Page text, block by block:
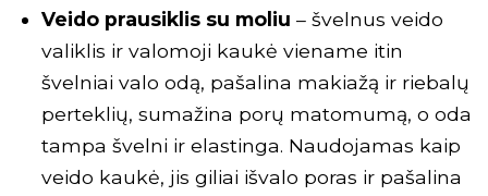
Veido prausiklis su moliu – švelnus veido
valiklis ir valomoji kaukė viename itin
švelniai valo odą, pašalina makiažą ir riebalų
perteklių, sumažina porų matomumą, o oda
tampa švelni ir elastinga. Naudojamas kaip
veido kaukė, jis giliai išvalo poras ir pašalina